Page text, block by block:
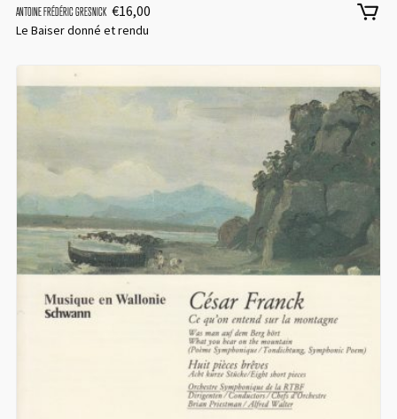
ANTOINE FRÉDÉRIC GRESNICK €16,00
Le Baiser donné et rendu